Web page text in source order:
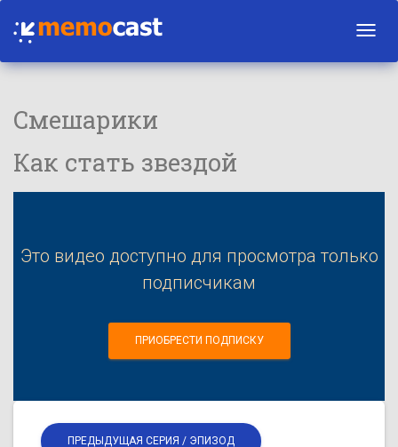
Смешарики
Как стать звездой
Это видео доступно для просмотра только
подписчикам
ПРИОБРЕСТИ ПОДПИСКУ
ПРЕДЫДУЩАЯ СЕРИЯ / ЭПИЗОД